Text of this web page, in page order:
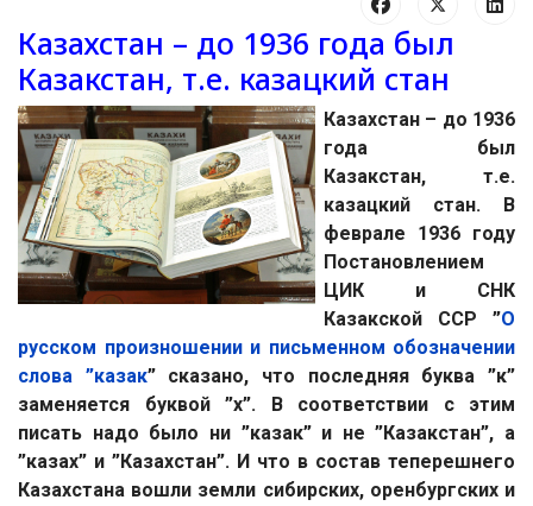
Казахстан – до 1936 года был
Казакстан, т.е. казацкий стан
Казахстан – до 1936
года был
Казакстан, т.е.
казацкий стан. В
феврале 1936 году
Постановлением
ЦИК и СНК
Казакской ССР ”О
русском произношении и письменном обозначении
слова ”казак” сказано, что последняя буква ”к”
заменяется буквой ”х”. В соответствии с этим
писать надо было ни ”казак” и не ”Казакстан”, а
”казах” и ”Казахстан”. И что в состав теперешнего
Казахстана вошли земли сибирских, оренбургских и